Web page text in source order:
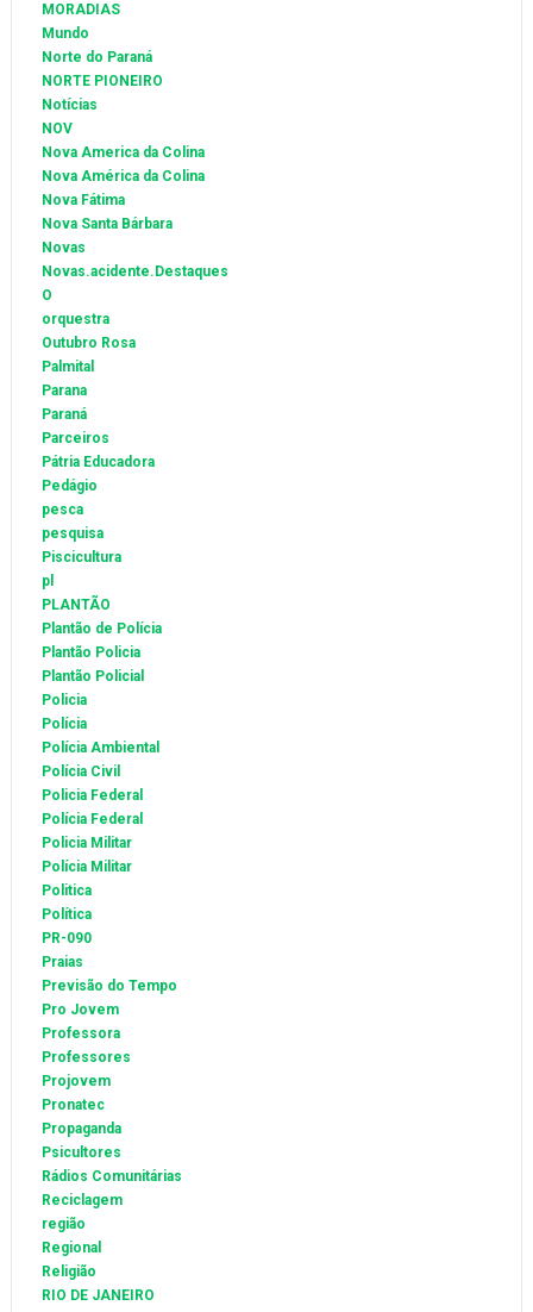
MORADIAS
Mundo
Norte do Paraná
NORTE PIONEIRO
Notícias
NOV
Nova America da Colina
Nova América da Colina
Nova Fátima
Nova Santa Bárbara
Novas
Novas.acidente.Destaques
O
orquestra
Outubro Rosa
Palmital
Parana
Paraná
Parceiros
Pátria Educadora
Pedágio
pesca
pesquisa
Piscicultura
pl
PLANTÃO
Plantão de Polícia
Plantão Policia
Plantão Policial
Policia
Polícia
Polícia Ambiental
Polícia Civil
Policia Federal
Polícia Federal
Policia Militar
Polícia Militar
Politica
Política
PR-090
Praias
Previsão do Tempo
Pro Jovem
Professora
Professores
Projovem
Pronatec
Propaganda
Psicultores
Rádios Comunitárias
Reciclagem
região
Regional
Religião
RIO DE JANEIRO